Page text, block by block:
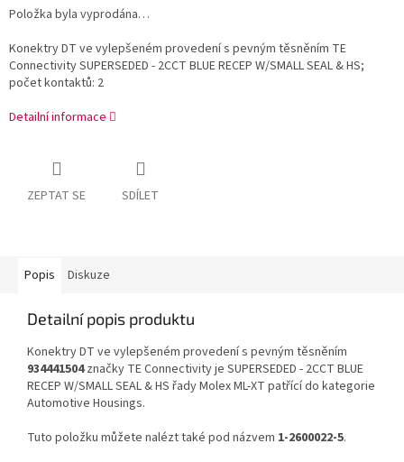
Položka byla vyprodána…
Konektry DT ve vylepšeném provedení s pevným těsněním TE
Connectivity SUPERSEDED - 2CCT BLUE RECEP W/SMALL SEAL & HS;
počet kontaktů: 2
Detailní informace
ZEPTAT SE SDÍLET
Popis Diskuze
Detailní popis produktu
Konektry DT ve vylepšeném provedení s pevným těsněním
934441504značky TE Connectivity je SUPERSEDED - 2CCT BLUE
RECEP W/SMALL SEAL & HS řady Molex ML-XT patřící do kategorie
Automotive Housings.
Tuto položku můžete nalézt také pod názvem 1-2600022-5.